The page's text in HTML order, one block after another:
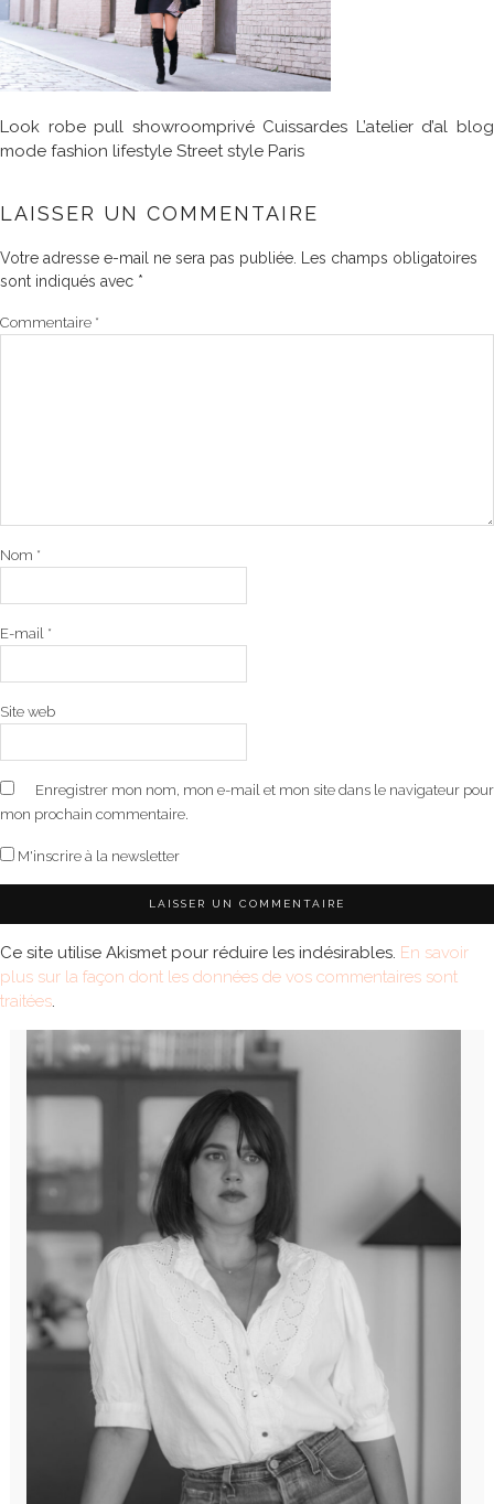
Look robe pull showroomprivé Cuissardes L’atelier d’al blog
mode fashion lifestyle Street style Paris
LAISSER UN COMMENTAIRE
Votre adresse e-mail ne sera pas publiée.
Les champs obligatoires
sont indiqués avec *
Commentaire *
Nom *
E-mail *
Site web
Enregistrer mon nom, mon e-mail et mon site dans le navigateur pour
mon prochain commentaire.
M'inscrire à la newsletter
Ce site utilise Akismet pour réduire les indésirables. En savoir
plus sur la façon dont les données de vos commentaires sont
traitées.